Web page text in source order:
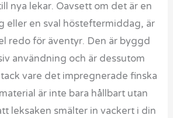
nya lekar. Oavsett om det är en
eller en sval hösteftermiddag, är
redo för äventyr. Den är byggd
användning och är dessutom
vare det impregnerade finska
är inte bara hållbart utan
leksaken smälter in vackert i din